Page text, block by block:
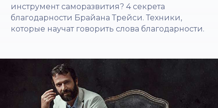
инструмент саморазвития? 4 секрета
благодарности Брайана Трейси. Техники,
которые научат говорить слова благодарности.